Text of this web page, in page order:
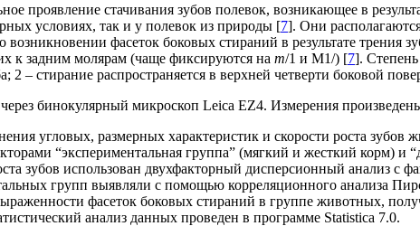
проявление стачивания зубов полевок, возникающее в
условиях, так и у полевок из природы [7]. Они
фасеток боковых стираний в результате трения
к задним молярам (чаще фиксируются на m/1 и M1/) [7]. Степень
2 – стирание распространяется в верхней четверти боковой
бинокулярный микроскоп Leica EZ4. Измерения
угловых, размерных характеристик и скорости роста
“экспериментальная группа” (мягкий и жесткий корм) и
зубов использован двухфакторный дисперсионный анализ с
групп выявляли с помощью корреляционного анализа
фасеток боковых стираний в группе животных,
анализ данных проведен в программе Statistica 7.0.